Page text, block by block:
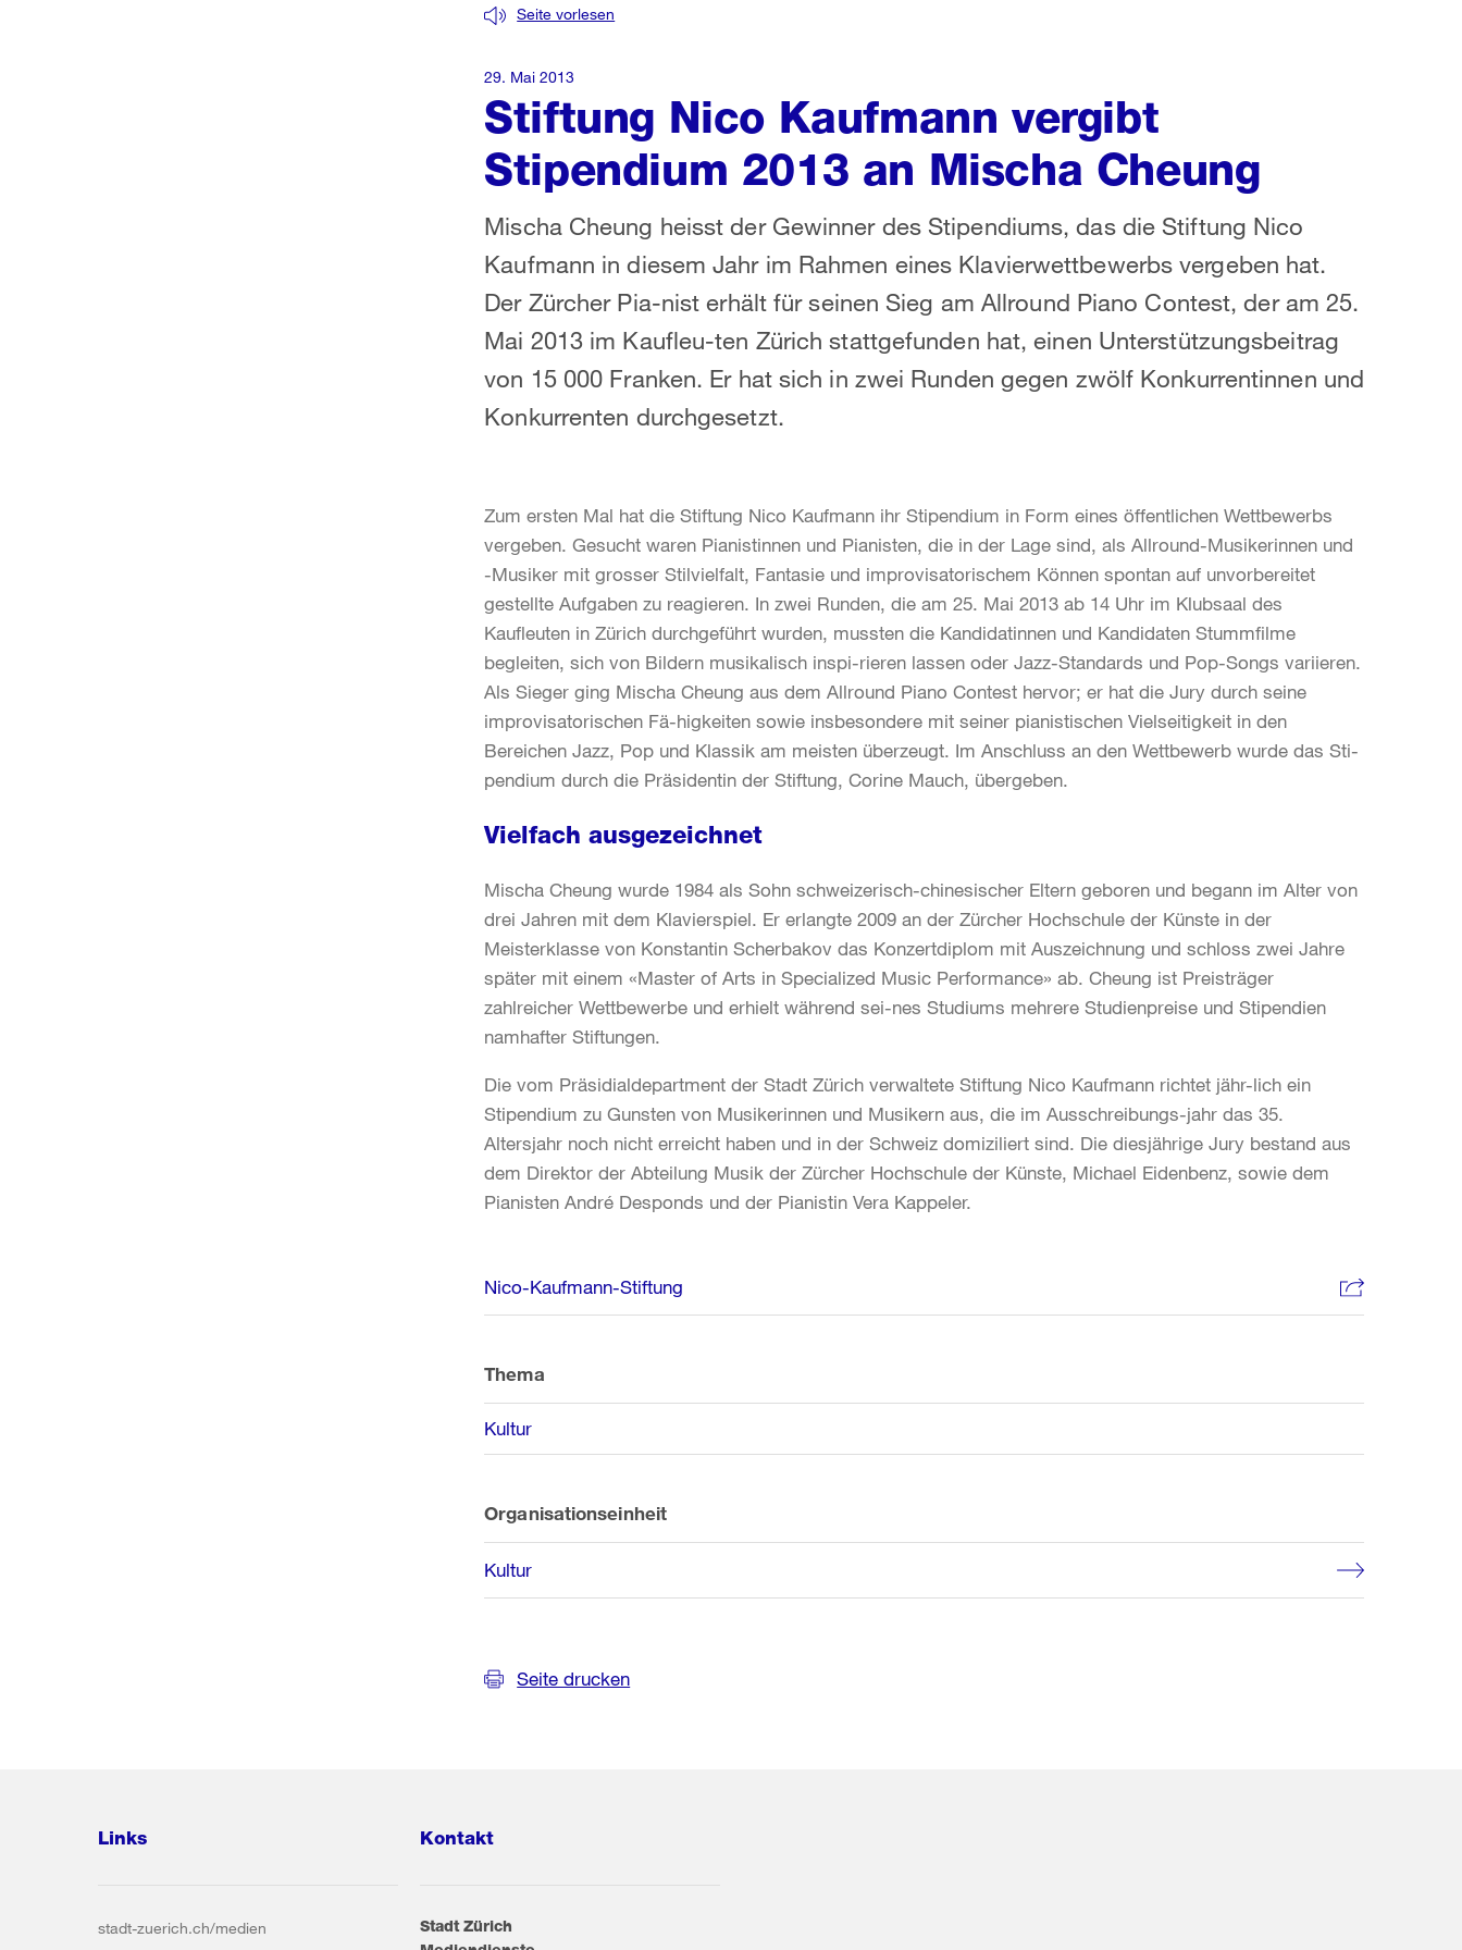
Stiftung Nico Kaufmann vergibt
Stipendium 2013 an Mischa Cheung
Seite vorlesen
Mischa Cheung heisst der Gewinner des Stipendiums, das die Stiftung Nico
Kaufmann in diesem Jahr im Rahmen eines Klavierwettbewerbs vergeben hat.
Der Zürcher Pia-nist erhält für seinen Sieg am Allround Piano Contest, der am 25.
Mai 2013 im Kaufleu-ten Zürich stattgefunden hat, einen Unterstützungsbeitrag
von 15 000 Franken. Er hat sich in zwei Runden gegen zwölf Konkurrentinnen und
Konkurrenten durchgesetzt.
29. Mai 2013
Zum ersten Mal hat die Stiftung Nico Kaufmann ihr Stipendium in Form eines öffentlichen Wettbewerbs
vergeben. Gesucht waren Pianistinnen und Pianisten, die in der Lage sind, als Allround-Musikerinnen und
-Musiker mit grosser Stilvielfalt, Fantasie und improvisatorischem Können spontan auf unvorbereitet
gestellte Aufgaben zu reagieren. In zwei Runden, die am 25. Mai 2013 ab 14 Uhr im Klubsaal des
Kaufleuten in Zürich durchgeführt wurden, mussten die Kandidatinnen und Kandidaten Stummfilme
begleiten, sich von Bildern musikalisch inspi-rieren lassen oder Jazz-Standards und Pop-Songs variieren.
Als Sieger ging Mischa Cheung aus dem Allround Piano Contest hervor; er hat die Jury durch seine
improvisatorischen Fä-higkeiten sowie insbesondere mit seiner pianistischen Vielseitigkeit in den
Bereichen Jazz, Pop und Klassik am meisten überzeugt. Im Anschluss an den Wettbewerb wurde das Sti-
pendium durch die Präsidentin der Stiftung, Corine Mauch, übergeben.
Vielfach ausgezeichnet
Mischa Cheung wurde 1984 als Sohn schweizerisch-chinesischer Eltern geboren und begann im Alter von
drei Jahren mit dem Klavierspiel. Er erlangte 2009 an der Zürcher Hochschule der Künste in der
Meisterklasse von Konstantin Scherbakov das Konzertdiplom mit Auszeichnung und schloss zwei Jahre
später mit einem «Master of Arts in Specialized Music Performance» ab. Cheung ist Preisträger
zahlreicher Wettbewerbe und erhielt während sei-nes Studiums mehrere Studienpreise und Stipendien
namhafter Stiftungen.
Die vom Präsidialdepartment der Stadt Zürich verwaltete Stiftung Nico Kaufmann richtet jähr-lich ein
Stipendium zu Gunsten von Musikerinnen und Musikern aus, die im Ausschreibungs-jahr das 35.
Altersjahr noch nicht erreicht haben und in der Schweiz domiziliert sind. Die diesjährige Jury bestand aus
dem Direktor der Abteilung Musik der Zürcher Hochschule der Künste, Michael Eidenbenz, sowie dem
Pianisten André Desponds und der Pianistin Vera Kappeler.
Weitere
Informationen
Nico-Kaufmann-Stiftung
Thema
Kultur
Organisationseinheit
Kultur
Seite drucken
Links
stadt-zuerich.ch/medien
Kontakt
Stadt Zürich